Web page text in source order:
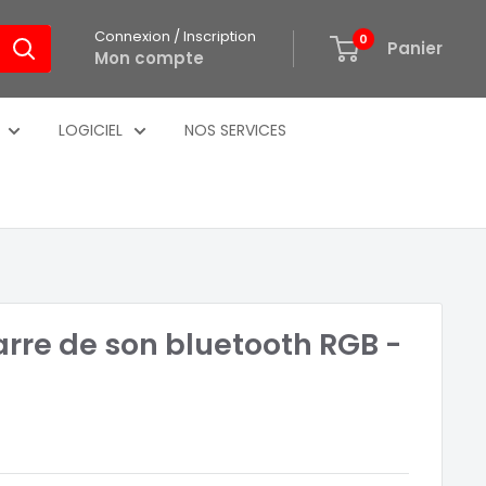
Connexion / Inscription
Mon compte
0 Panier
LOGICIEL NOS SERVICES
de son bluetooth RGB -